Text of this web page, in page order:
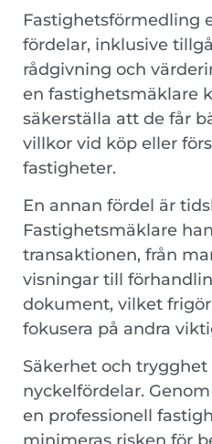
Fastighetsförmedling
fördelar, inklusive
rådgivning och
en fastighetsmäklare
säkerställa att de får
villkor vid köp eller
fastigheter.
En annan fördel är
Fastighetsmäklare
transaktionen, från
visningar till
dokument, vilket
fokusera på andra
Säkerhet och trygghet
nyckelfördelar.
en professionell